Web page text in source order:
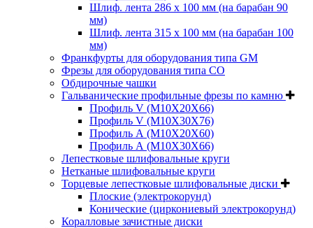
Шлиф. лента 286 х 100 мм (на барабан 90
мм)
Шлиф. лента 315 х 100 мм (на барабан 100
мм)
Франкфурты для оборудования типа GM
Фрезы для оборудования типа СО
Обдирочные чашки
Гальванические профильные фрезы по камню
Профиль V (M10X20X66)
Профиль V (M10X30X76)
Профиль А (М10Х20Х60)
Профиль А (М10Х30Х66)
Лепестковые шлифовальные круги
Нетканые шлифовальные круги
Торцевые лепестковые шлифовальные диски
Плоские (электрокорунд)
Конические (циркониевый электрокорунд)
Коралловые зачистные диски